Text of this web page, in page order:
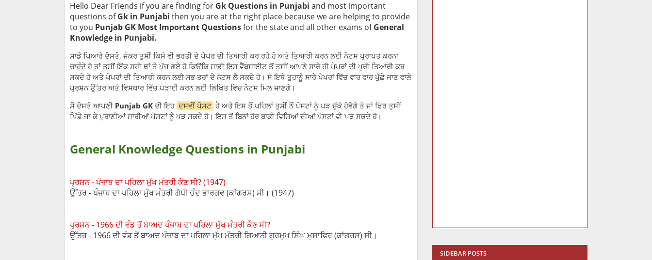
Hello Dear Friends if you are finding for Gk Questions in Punjabi and most important
questions of Gk in Punjabi then you are at the right place because we are helping to provide
to you Punjab GK Most Important Questionsfor the state and all other exams of General
Knowledge in Punjabi.
ਸਾਡੇ ਪਿਆਰੇ ਦੋਸਤੋ, ਜੇਕਰ ਤੁਸੀਂ ਕਿਸੇ ਵੀ ਭਰਤੀ ਦੇ ਪੇਪਰ ਦੀ ਤਿਆਰੀ ਕਰ ਰਹੇ ਹੋ ਅਤੇ ਤਿਆਰੀ ਕਰਨ ਲਈ ਨੋਟਸ ਪ੍ਰਾਪਤ ਕਰਨਾ
ਚਾਹੁੰਦੇ ਹੋ ਤਾਂ ਤੁਸੀਂ ਇੱਕ ਸਹੀ ਥਾਂ ਤੇ ਪੁੱਜ ਗਏ ਹੋ ਕਿਉਂਕਿ ਸਾਡੀ ਇਸ ਵੈੱਬਸਾਈਟ ਤੋਂ ਤੁਸੀਂ ਆਪਣੇ ਸਾਰੇ ਹੀ ਪੇਪਰਾਂ ਦੀ ਪੂਰੀ ਤਿਆਰੀ ਕਰ
ਸਕਦੇ ਹੋ ਅਤੇ ਪੇਪਰਾਂ ਦੀ ਤਿਆਰੀ ਕਰਨ ਲਈ ਸਭ ਤਰਾਂ ਦੇ ਨੋਟਸ ਲੈ ਸਕਦੇ ਹੋ। ਸੋ ਇਥੇ ਤੁਹਾਨੂੰ ਸਾਰੇ ਪੇਪਰਾਂ ਵਿੱਚ ਵਾਰ ਵਾਰ ਪੁੱਛੇ ਜਾਣ ਵਾਲੇ
ਪ੍ਰਸ਼ਨ ਉੱਤਰ ਅਤੇ ਵਿਸਥਾਰ ਵਿੱਚ ਪੜਾਈ ਕਰਨ ਲਈ ਲਿਖਿਤ ਵਿੱਚ ਨੋਟਸ ਮਿਲ ਜਾਣਗੇ।
ਸੋ ਦੋਸਤੋ ਆਪਣੀ Punjab GK ਦੀ ਇਹ ਦਸਵੀਂ ਪੋਸਟ ਹੈ ਅਤੇ ਇਸ ਤੋਂ ਪਹਿਲਾਂ ਤੁਸੀਂ ਨੌਂ ਪੋਸਟਾਂ ਨੂੰ ਪੜ ਚੁੱਕੇ ਹੋਵੋਗੇ ਤੇ ਜਾਂ ਫਿਰ ਤੁਸੀਂ
ਪਿੱਛੇ ਜਾ ਕੇ ਪੁਰਾਣੀਆਂ ਸਾਰੀਆਂ ਪੋਸਟਾਂ ਨੂੰ ਪੜ ਸਕਦੇ ਹੋ। ਇਸ ਤੋਂ ਬਿਨਾਂ ਹੋਰ ਬਾਕੀ ਵਿਸ਼ਿਆਂ ਦੀਆਂ ਪੋਸਟਾਂ ਵੀ ਪੜ ਸਕਦੇ ਹੋ।
General Knowledge Questions in Punjabi
ਪ੍ਰਸ਼ਨ - ਪੰਜਾਬ ਦਾ ਪਹਿਲਾ ਮੁੱਖ ਮੰਤਰੀ ਕੌਣ ਸੀ? (1947)
ਉੱਤਰ - ਪੰਜਾਬ ਦਾ ਪਹਿਲਾ ਮੁੱਖ ਮੰਤਰੀ ਗੋਪੀ ਚੰਦ ਭਾਰਗਵ (ਕਾਂਗਰਸ) ਸੀ। (1947)
ਪ੍ਰਸ਼ਨ - 1966 ਦੀ ਵੰਡ ਤੋਂ ਬਾਅਦ ਪੰਜਾਬ ਦਾ ਪਹਿਲਾ ਮੁੱਖ ਮੰਤਰੀ ਕੌਣ ਸੀ?
ਉੱਤਰ - 1966 ਦੀ ਵੰਡ ਤੋਂ ਬਾਅਦ ਪੰਜਾਬ ਦਾ ਪਹਿਲਾ ਮੁੱਖ ਮੰਤਰੀ ਗਿਆਨੀ ਗੁਰਮੁਖ ਸਿੰਘ ਮੁਸਾਫਿਰ (ਕਾਂਗਰਸ) ਸੀ।
SIDEBAR POSTS